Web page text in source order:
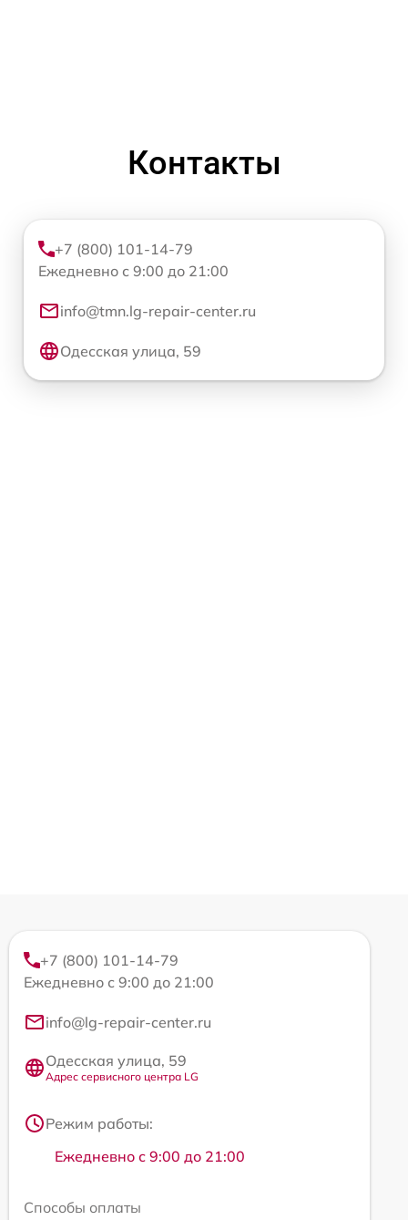
Контакты
+7 (800) 101-14-79
Ежедневно с 9:00 до 21:00
info@tmn.lg-repair-center.ru
Одесская улица, 59
+7 (800) 101-14-79
Ежедневно с 9:00 до 21:00
info@lg-repair-center.ru
Одесская улица, 59
Адрес сервисного центра LG
Режим работы:
Ежедневно с 9:00 до 21:00
Способы оплаты